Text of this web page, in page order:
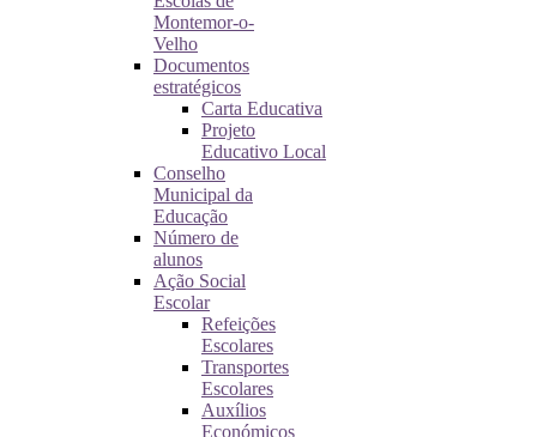
Montemor-o-
Velho
Documentos
estratégicos
Carta Educativa
Projeto
Educativo Local
Conselho
Municipal da
Educação
Número de
alunos
Ação Social
Escolar
Refeições
Escolares
Transportes
Escolares
Auxílios
Económicos